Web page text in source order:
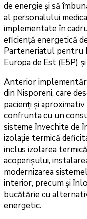
de energie și să
al personalului
implementate în
eficiență energetică
Parteneriatul pentru
Europa de Est (E5P)
Anterior
din Nisporeni, care
pacienți și
confrunta cu un
sisteme învechite de
izolație termică
inclus izolarea
acoperișului,
modernizarea
interior, precum și
bucătărie cu
energetic.